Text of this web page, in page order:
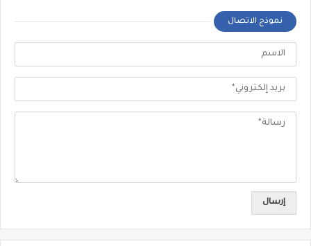
نموذج الاتصال